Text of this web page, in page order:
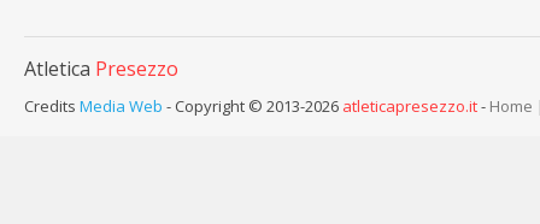
Atletica Presezzo
Credits Media Web - Copyright © 2013-2026 atleticapresezzo.it- Home